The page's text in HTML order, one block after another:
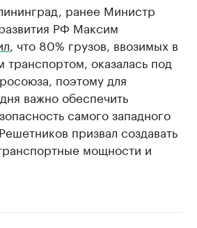
ранее Министр
РФ Максим
, что 80% грузов, ввозимых в
транспортом, оказалась под
поэтому для
важно обеспечить
самого западного
призвал создавать
мощности и